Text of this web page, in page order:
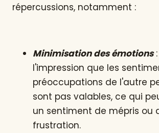
répercussions, notamment :
Minimisation des émotions:
l'impression que les
préoccupations de l'autre
sont pas valables, ce qui
un sentiment de mépris ou
frustration.